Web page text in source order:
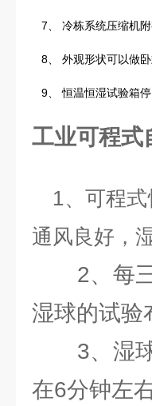
7、 冷栋系统压缩机
8、 外观形状可以做
9、 恒温恒湿试验箱停
工业可程式
1、可程式
通风良好，
2、每三
湿球的试验
3、湿球
在6分钟左右